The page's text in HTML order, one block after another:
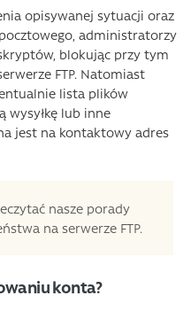
opisywanej sytuacji oraz
administratorzy
blokując przy tym
FTP. Natomiast
lista plików
wysyłkę lub inne
jest na kontaktowy adres
nasze porady
na serwerze FTP.
konta?